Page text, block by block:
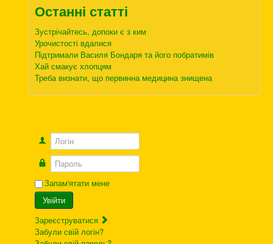
Останні статті
Зустрічайтесь, допоки є з ким
Урочистості вдалися
Підтримали Василя Бондаря та його побратимів
Хай смакує хлопцям
Треба визнати, що первинна медицина знищена
Логін
Пароль
Запам'ятати мене
Увійти
Зареєструватися
Забули свій логін?